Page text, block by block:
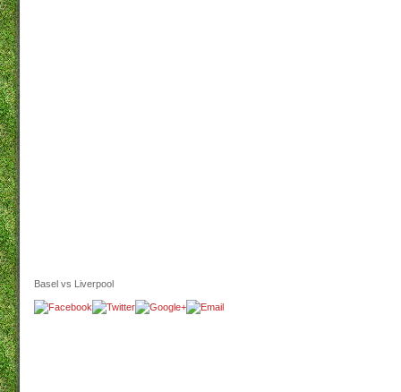
Basel vs Liverpool